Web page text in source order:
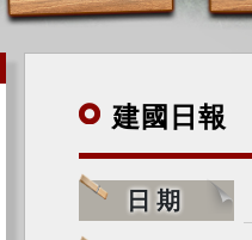
建國 日報
日期